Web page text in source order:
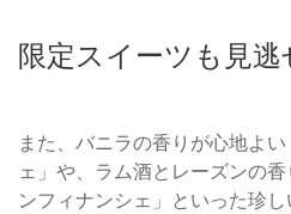
限定スイーツも見逃
また、バニラの香りが心地よ
ェ」や、ラム酒とレーズンの
ンフィナンシェ」といった珍